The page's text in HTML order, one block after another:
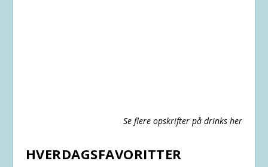
Se flere opskrifter på drinks her
HVERDAGSFAVORITTER